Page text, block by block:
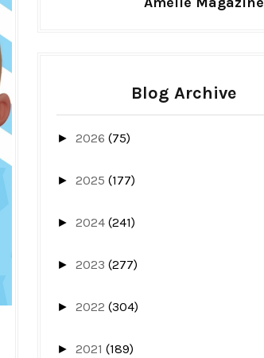
Blog Archive
► 2026 (75)
► 2025 (177)
► 2024 (241)
► 2023 (277)
► 2022 (304)
► 2021 (189)